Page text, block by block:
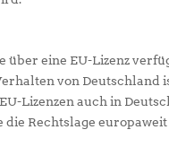
über eine EU-Lizenz
von Deutschland
Lizenzen auch in
die Rechtslage